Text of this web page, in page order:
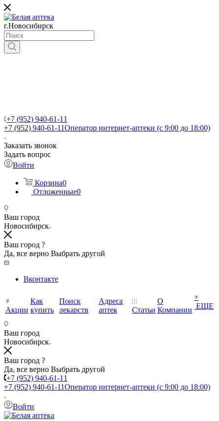
г.Новосибирск
+7 (952) 940-61-11
+7 (952) 940-61-11Оператор интернет-аптеки (с 9:00 до 18:00)
Заказать звонок
Задать вопрос
Войти
Корзина0
Отложенные0
Ваш город
Новосибирск
Ваш город ?
Да, все верно Выбрать другой
Вконтакте
Акции
Как
купить
Поиск
лекарств
Адреса
аптек
Статьи
О
Компании
+
ЕЩЕ
Ваш город
Новосибирск
Ваш город ?
Да, все верно Выбрать другой
+7 (952) 940-61-11
+7 (952) 940-61-11Оператор интернет-аптеки (с 9:00 до 18:00)
Войти